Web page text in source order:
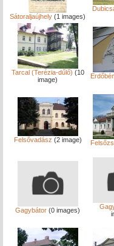
Sátoraljaújhely (1 images)
Tarcal (Terézia-dűlő) (10
image)
Felsővadász (2 image)
Gagybátor (0 images)